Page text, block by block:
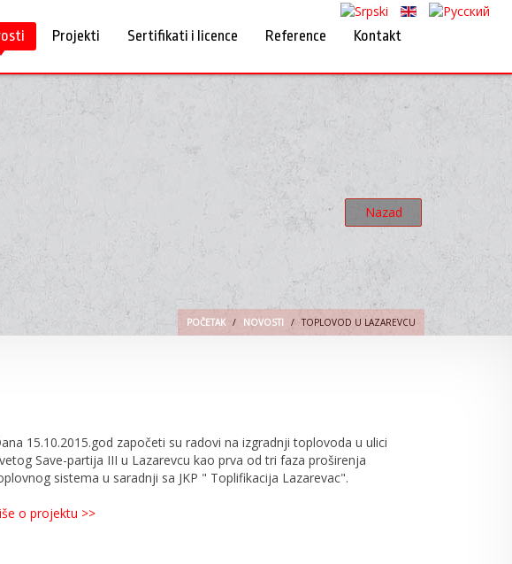
Projekti Sertifikati i licence Reference Kontakt
Nazad
POČETAK NOVOSTI TOPLOVOD U LAZAREVCU
15.10.2015.god započeti su radovi na izgradnji toplovoda u ulici
Save-partija III u Lazarevcu kao prva od tri faza proširenja
sistema u saradnji sa JKP " Toplifikacija Lazarevac".
o projektu >>